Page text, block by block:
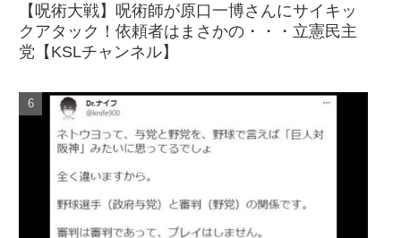
【呪術大戦】呪術師が原口一博さんにサイキッ
クアタック！依頼者はまさかの・・・立憲民主
党【KSLチャンネル】